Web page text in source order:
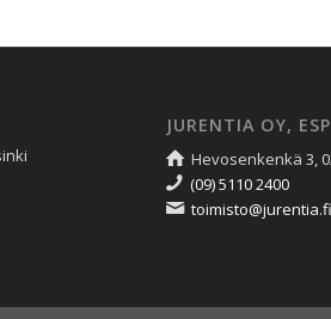
JURENTIA OY,
Hevosenkenkä 3,
(09) 5110 2400
toimisto@jurentia.fi